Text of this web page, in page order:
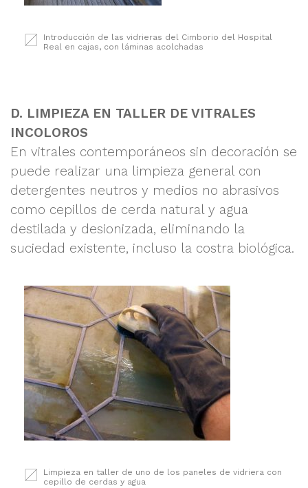
Introducción de las vidrieras del Cimborio del Hospital
Real en cajas, con láminas acolchadas
D. LIMPIEZA EN TALLER DE VITRALES
INCOLOROS
En vitrales contemporáneos sin decoración se
puede realizar una limpieza general con
detergentes neutros y medios no abrasivos
como cepillos de cerda natural y agua
destilada y desionizada, eliminando la
suciedad existente, incluso la costra biológica.
Limpieza en taller de uno de los paneles de vidriera con
cepillo de cerdas y agua